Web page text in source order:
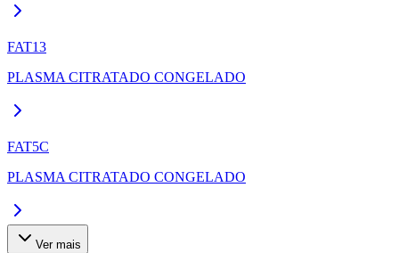
FAT13
PLASMA CITRATADO CONGELADO
FAT5C
PLASMA CITRATADO CONGELADO
Ver mais